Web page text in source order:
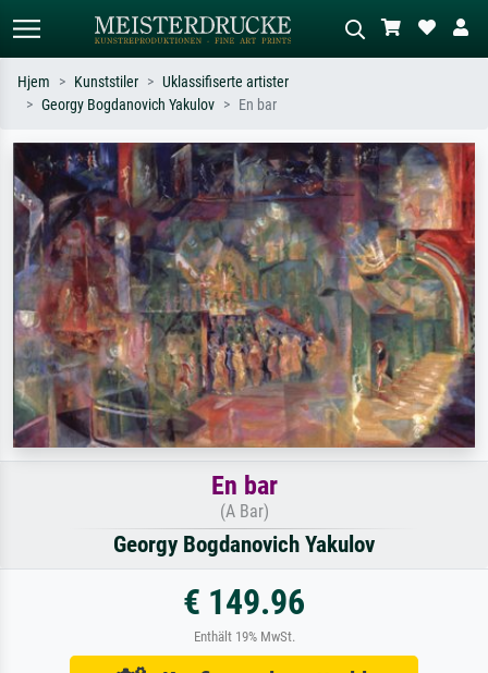
Søk etter kunstner, tittel eller stil – for
eksempel Monet, Stjernenatt,
impresjonisme, Hokusai-bølgen, akt.
Beskriv scenen – for eksempel grønn
eng, abstrakt med mye rødt, mørkt
oljemaleri, stående akt ved et tre.
Hjem Kunststiler
Uklassifiserte artister
Georgy Bogdanovich Yakulov
En bar
En bar
(A Bar)
Georgy Bogdanovich Yakulov
€ 149.96
Enthält 19% MwSt.